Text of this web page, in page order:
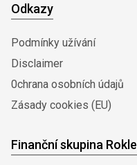
Odkazy
Podmínky užívání
Disclaimer
0chrana osobních údajů
Zásady cookies (EU)
Finanční skupina